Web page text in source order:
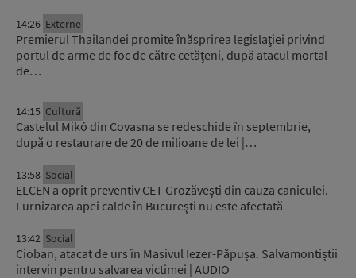
14:26 Externe
Premierul Thailandei promite înăsprirea legislației privind
portul de arme de foc de către cetățeni, după atacul mortal
de…
14:15 Cultură
Castelul Mikó din Covasna se redeschide în septembrie,
după o restaurare de 20 de milioane de lei |…
13:58 Social
ELCEN a oprit preventiv CET Grozăvești din cauza caniculei.
Furnizarea apei calde în Bucureşti nu este afectată
13:42 Social
Cioban, atacat de urs în Masivul Iezer-Păpușa. Salvamontiștii
intervin pentru salvarea victimei | AUDIO